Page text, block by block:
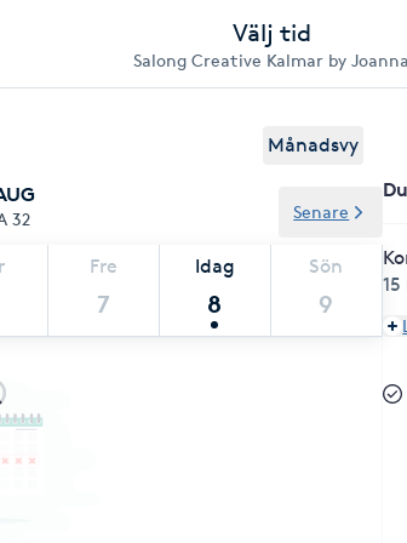
Välj tid
Salong Creative Kalmar by Joanna
Månadsvy
32
Fre
7
Idag
8
Sön
9
Senare